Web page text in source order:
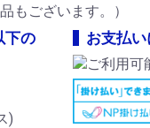
もございます。）
下の
)
お支払